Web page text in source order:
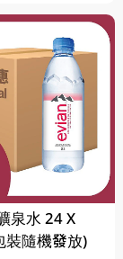
泉水 24 X
裝隨機發放)